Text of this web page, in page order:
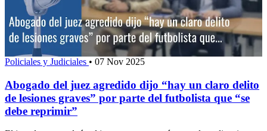
Policiales y Judiciales • 07 Nov 2025
Abogado del juez agredido dijo “hay un claro delito
de lesiones graves” por parte del futbolista que “se
debe reprimir”